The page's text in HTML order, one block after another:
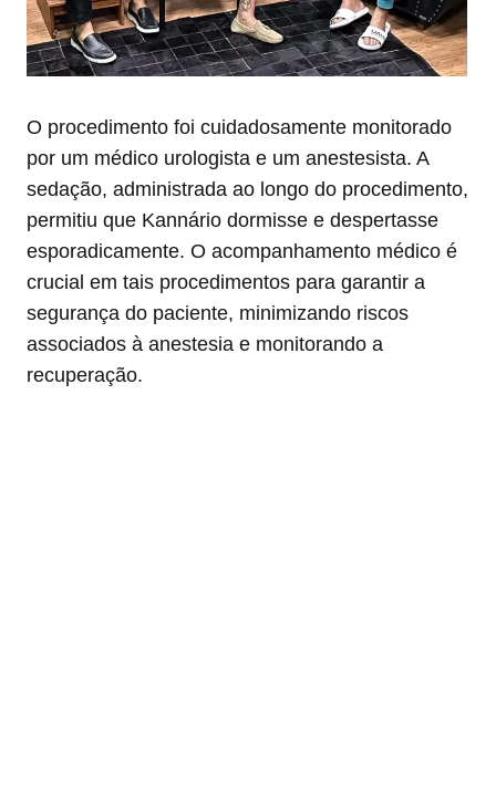
O procedimento foi cuidadosamente monitorado
por um médico urologista e um anestesista. A
sedação, administrada ao longo do procedimento,
permitiu que Kannário dormisse e despertasse
esporadicamente. O acompanhamento médico é
crucial em tais procedimentos para garantir a
segurança do paciente, minimizando riscos
associados à anestesia e monitorando a
recuperação.